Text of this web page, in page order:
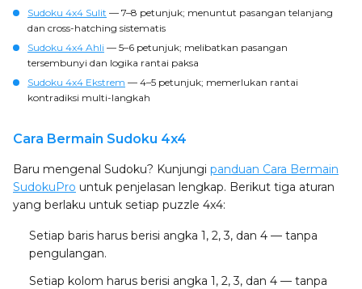
Sudoku 4x4 Sulit — 7–8 petunjuk; menuntut pasangan telanjang
dan cross-hatching sistematis
Sudoku 4x4 Ahli — 5–6 petunjuk; melibatkan pasangan
tersembunyi dan logika rantai paksa
Sudoku 4x4 Ekstrem — 4–5 petunjuk; memerlukan rantai
kontradiksi multi-langkah
Cara Bermain Sudoku 4x4
Baru mengenal Sudoku? Kunjungi panduan Cara Bermain
SudokuPro untuk penjelasan lengkap. Berikut tiga aturan
yang berlaku untuk setiap puzzle 4x4:
Setiap baris harus berisi angka 1, 2, 3, dan 4 — tanpa
pengulangan.
Setiap kolom harus berisi angka 1, 2, 3, dan 4 — tanpa